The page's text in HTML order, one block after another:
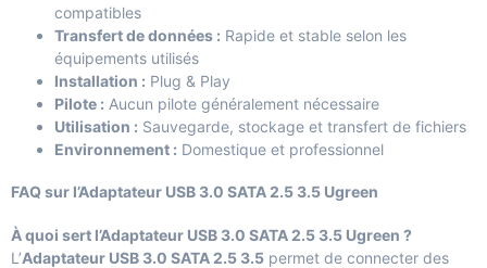
compatibles
Transfert de données : Rapide et stable selon les
équipements utilisés
Installation : Plug & Play
Pilote : Aucun pilote généralement nécessaire
Utilisation : Sauvegarde, stockage et transfert de fichiers
Environnement : Domestique et professionnel
FAQ sur l’Adaptateur USB 3.0 SATA 2.5 3.5 Ugreen
À quoi sert l’Adaptateur USB 3.0 SATA 2.5 3.5 Ugreen ?
L’Adaptateur USB 3.0 SATA 2.5 3.5 permet de connecter des